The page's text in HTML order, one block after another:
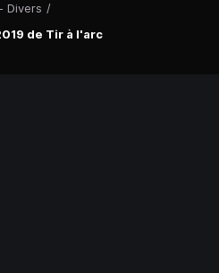
Divers /
de Tir à l'arc